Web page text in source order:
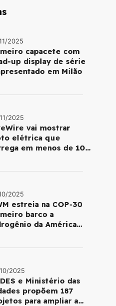
2025
capacete com
display de série
em Milão
2025
vai mostrar
elétrica que
em menos de 10
2025
estreia na COP-30
barco a
da América
2025
e Ministério das
propõem 187
para ampliar a